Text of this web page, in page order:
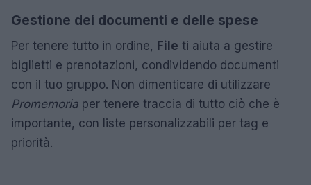
Gestione dei documenti e delle spese
Per tenere tutto in ordine, File ti aiuta a gestire
biglietti e prenotazioni, condividendo documenti
con il tuo gruppo. Non dimenticare di utilizzare
Promemoria per tenere traccia di tutto ciò che è
importante, con liste personalizzabili per tag e
priorità.